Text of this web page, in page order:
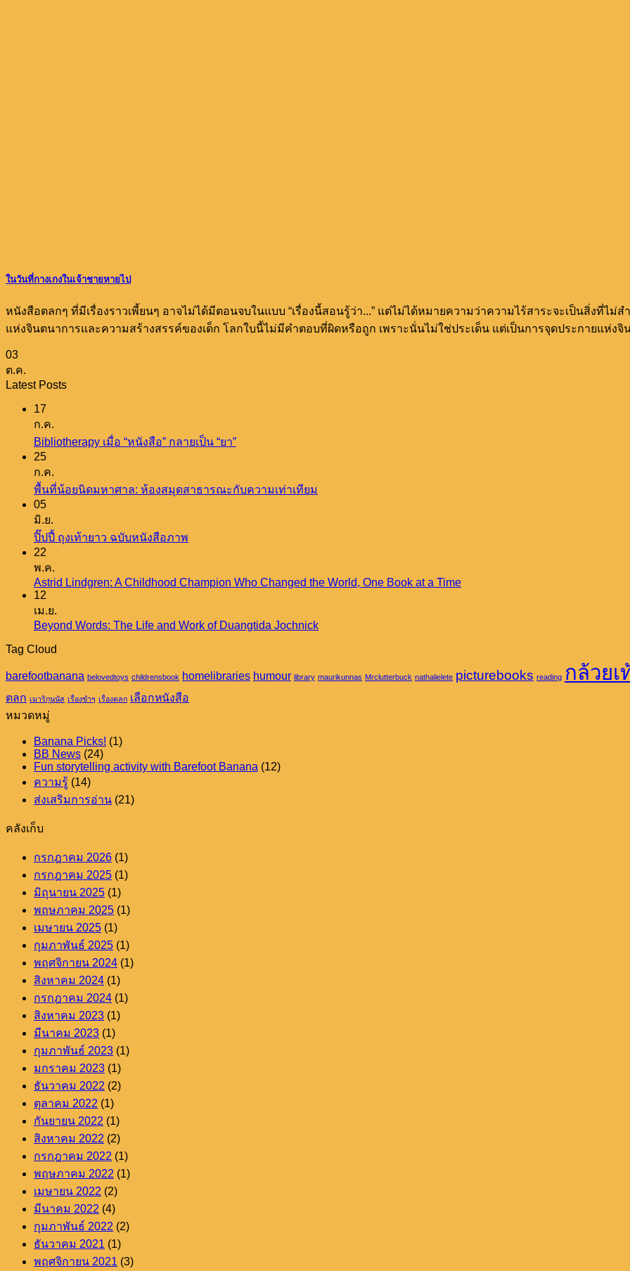
ในวันที่กางเกงในเจ้าชายหายไป
หนังสือตลกๆ ที่มีเรื่องราวเพี้ยนๆ อาจไม่ได้มีตอนจบในแบบ “เรื่องนี้สอนรู้ว่า...” แต่ไม่ได้หมายความว่าความไร้สาระจะเป็นสิ่งที่ไ
แห่งจินตนาการและความสร้างสรรค์ของเด็ก โลกใบนี้ไม่มีคำตอบที่ผิดหรือถูก เพราะนั่นไม่ใช่ประเด็น แต่เป็นการจุดประกายแห่ง
03
ต.ค.
Latest Posts
17
ก.ค.
Bibliotherapy เมื่อ “หนังสือ” กลายเป็น “ยา”ไม่มี
บน
เป็น
25
ก.ค.
พื้นที่น้อยนิดมหาศาล: ห้องสมุดสาธารณะกับความเท่าเทียม
น้อย
ห้อง
กับ
05
มิ.ย.
ปิ๊ปปี้ ถุงเท้ายาว ฉบับหนังสือภาพ
บน
ปี้
ฉบับ
หนังสือ
22
พ.ค.
Astrid Lindgren: A Childhood Champion Who Changed the World, One Book at a Timeไม่มี
A
12
เม.ย.
Beyond Words: The Life and Work of Duangtida Jochnickไม่มี
บน
Tag Cloud
barefootbanana belovedtoys childrensbook homelibraries humour library maurikunnas Mrclutterbuck nathalielete picturebooks reading กล้วยเ
ตลก เมาริกุนนัส เรื่องขำๆ เรื่องตลก เลือกหนังสือ
หมวดหมู่
Banana Picks! (1)
BB News (24)
Fun storytelling activity with Barefoot Banana (12)
ความรู้ (14)
ส่งเสริมการอ่าน (21)
คลังเก็บ
กรกฎาคม 2026 (1)
กรกฎาคม 2025 (1)
มิถุนายน 2025 (1)
พฤษภาคม 2025 (1)
เมษายน 2025 (1)
กุมภาพันธ์ 2025 (1)
พฤศจิกายน 2024 (1)
สิงหาคม 2024 (1)
กรกฎาคม 2024 (1)
สิงหาคม 2023 (1)
มีนาคม 2023 (1)
กุมภาพันธ์ 2023 (1)
มกราคม 2023 (1)
ธันวาคม 2022 (2)
ตุลาคม 2022 (1)
กันยายน 2022 (1)
สิงหาคม 2022 (2)
กรกฎาคม 2022 (1)
พฤษภาคม 2022 (1)
เมษายน 2022 (2)
มีนาคม 2022 (4)
กุมภาพันธ์ 2022 (2)
ธันวาคม 2021 (1)
พฤศจิกายน 2021 (3)